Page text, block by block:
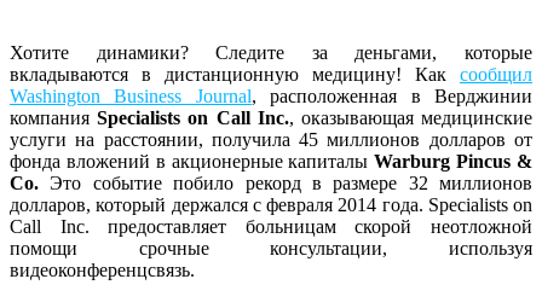
Хотите динамики? Следите за деньгами, которые
вкладываются в дистанционную медицину! Как сообщил
Washington Business Journal, расположенная в Верджинии
компанияSpecialists on Call Inc., оказывающая медицинские
услуги на расстоянии, получила 45 миллионов долларов от
фонда вложений в акционерные капиталыWarburg Pincus &
Co. Это событие побило рекорд в размере 32 миллионов
долларов, который держался с февраля 2014 года. Specialists on
Call Inc. предоставляет больницам скорой неотложной
помощи срочные консультации, используя
видеоконференцсвязь.